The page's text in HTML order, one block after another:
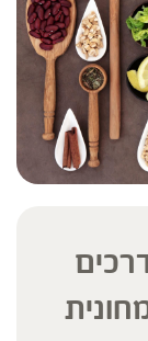
מכל העולמות: 4 דרכים